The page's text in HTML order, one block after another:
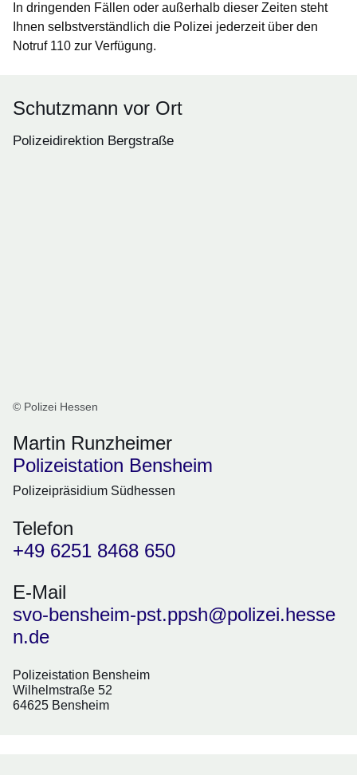
In dringenden Fällen oder außerhalb dieser Zeiten steht
Ihnen selbstverständlich die Polizei jederzeit über den
Notruf 110 zur Verfügung.
Schutzmann vor Ort
Polizeidirektion Bergstraße
© Polizei Hessen
Martin Runzheimer
Polizeistation Bensheim
Polizeipräsidium Südhessen
Telefon
+49 6251 8468 650
E-Mail
svo-bensheim-pst.ppsh@polizei.hesse
n.de
Polizeistation Bensheim
Wilhelmstraße 52
64625 Bensheim